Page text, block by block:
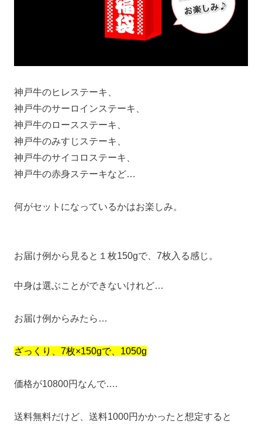
神戸牛のヒレステーキ、
神戸牛のサーロインステーキ、
神戸牛のロースステーキ、
神戸牛のみすじステーキ、
神戸牛のサイコロステーキ、
神戸牛の赤身ステーキなど…
何がセットになっているかはお楽しみ。
お届け例から見ると１枚150gで、7枚入る感じ。
中身は選ぶことができないけれど…
お届け例からみたら…
ざっくり、7枚×150gで、1050g
価格が10800円なんで….
送料無料だけど、送料1000円かかったと想定すると